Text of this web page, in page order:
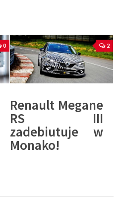
0 2
Renault Megane
RS III
zadebiutuje w
Monako!